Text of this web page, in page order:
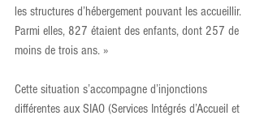
les structures d’hébergement pouvant les accueillir.
Parmi elles, 827 étaient des enfants, dont 257 de
moins de trois ans. »
Cette situation s’accompagne d’injonctions
différentes aux SIAO (Services Intégrés d’Accueil et